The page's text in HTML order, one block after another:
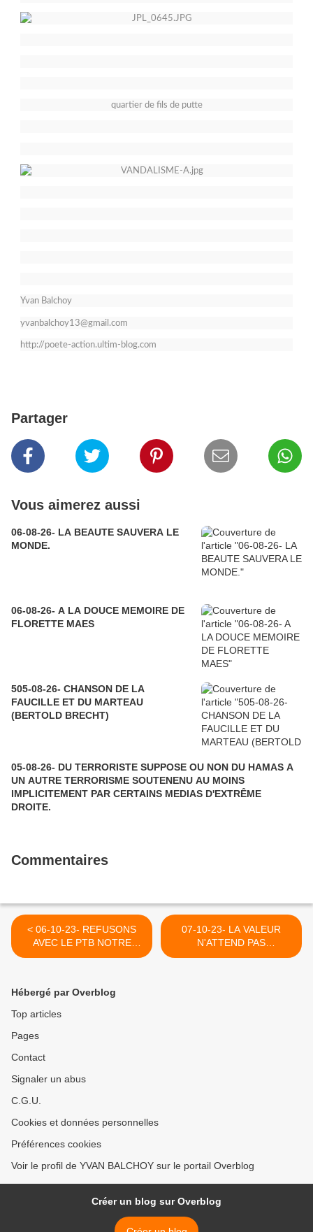
quartier de fils de putte
Yvan Balchoy
yvanbalchoy13@gmail.com
http://poete-action.ultim-blog.com
Partager
Vous aimerez aussi
06-08-26- LA BEAUTE SAUVERA LE
MONDE.
06-08-26- A LA DOUCE MEMOIRE DE
FLORETTE MAES
505-08-26- CHANSON DE LA
FAUCILLE ET DU MARTEAU
(BERTOLD BRECHT)
05-08-26- DU TERRORISTE SUPPOSE OU NON DU HAMAS A
UN AUTRE TERRORISME SOUTENENU AU MOINS
IMPLICITEMENT PAR CERTAINS MEDIAS D'EXTRÊME
DROITE.
Commentaires
< 06-10-23- REFUSONS
AVEC LE PTB NOTRE
MAINTIEN DANS LE
07-10-23- LA VALEUR
N'ATTEND PAS
TOUJOURS LE NOMBRE
Hébergé par Overblog
Top articles
Pages
Contact
Signaler un abus
C.G.U.
Cookies et données personnelles
Préférences cookies
Voir le profil de YVAN BALCHOY sur le portail Overblog
Créer un blog sur Overblog